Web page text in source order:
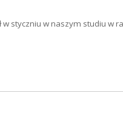
styczniu w naszym studiu w